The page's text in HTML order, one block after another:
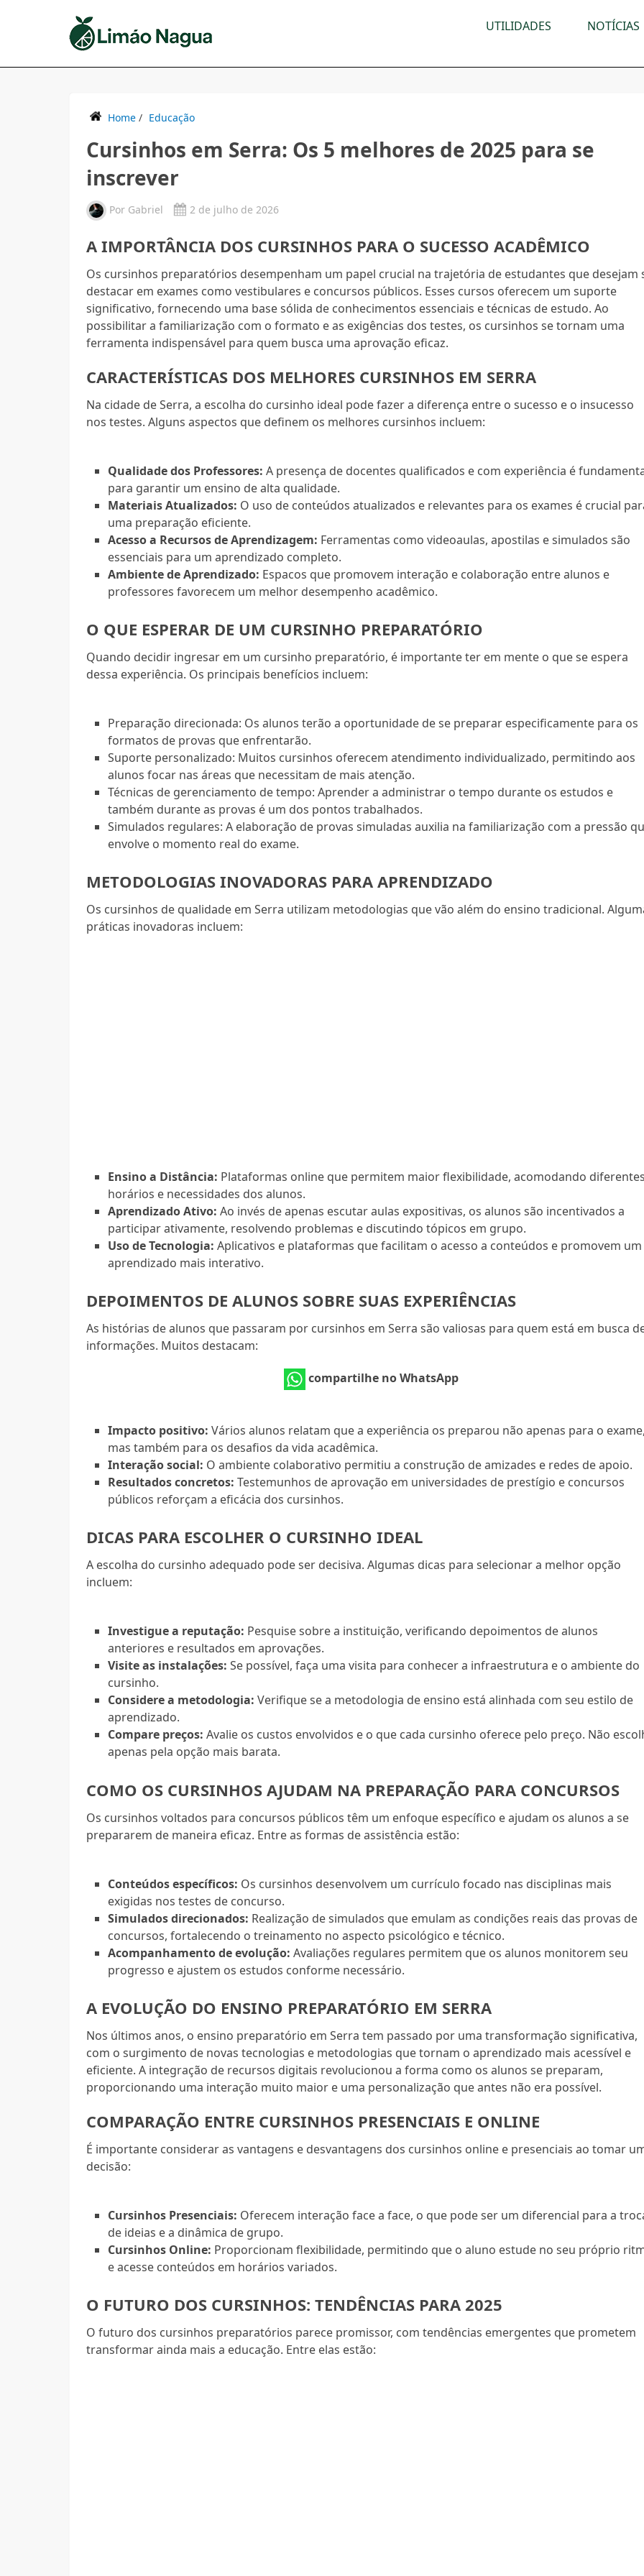
UTILIDADES NOTÍCIAS
Home / Educação
Cursinhos em Serra: Os 5 melhores de 2025 para se
inscrever
Por Gabriel 2 de julho de 2026
A IMPORTÂNCIA DOS CURSINHOS PARA O SUCESSO ACADÊMICO
Os cursinhos preparatórios desempenham um papel crucial na trajetória de estudantes que desejam
destacar em exames como vestibulares e concursos públicos. Esses cursos oferecem um suporte
significativo, fornecendo uma base sólida de conhecimentos essenciais e técnicas de estudo. Ao
possibilitar a familiarização com o formato e as exigências dos testes, os cursinhos se tornam uma
ferramenta indispensável para quem busca uma aprovação eficaz.
CARACTERÍSTICAS DOS MELHORES CURSINHOS EM SERRA
Na cidade de Serra, a escolha do cursinho ideal pode fazer a diferença entre o sucesso e o insucesso
nos testes. Alguns aspectos que definem os melhores cursinhos incluem:
Qualidade dos Professores: A presença de docentes qualificados e com experiência é
para garantir um ensino de alta qualidade.
Materiais Atualizados: O uso de conteúdos atualizados e relevantes para os exames é crucial
uma preparação eficiente.
Acesso a Recursos de Aprendizagem: Ferramentas como videoaulas, apostilas e simulados são
essenciais para um aprendizado completo.
Ambiente de Aprendizado: Espacos que promovem interação e colaboração entre alunos e
professores favorecem um melhor desempenho acadêmico.
O QUE ESPERAR DE UM CURSINHO PREPARATÓRIO
Quando decidir ingresar em um cursinho preparatório, é importante ter em mente o que se espera
dessa experiência. Os principais benefícios incluem:
Preparação direcionada: Os alunos terão a oportunidade de se preparar especificamente para os
formatos de provas que enfrentarão.
Suporte personalizado: Muitos cursinhos oferecem atendimento individualizado, permitindo aos
alunos focar nas áreas que necessitam de mais atenção.
Técnicas de gerenciamento de tempo: Aprender a administrar o tempo durante os estudos e
também durante as provas é um dos pontos trabalhados.
Simulados regulares: A elaboração de provas simuladas auxilia na familiarização com a pressão
envolve o momento real do exame.
METODOLOGIAS INOVADORAS PARA APRENDIZADO
Os cursinhos de qualidade em Serra utilizam metodologias que vão além do ensino tradicional.
práticas inovadoras incluem:
Ensino a Distância: Plataformas online que permitem maior flexibilidade, acomodando
horários e necessidades dos alunos.
Aprendizado Ativo: Ao invés de apenas escutar aulas expositivas, os alunos são incentivados a
participar ativamente, resolvendo problemas e discutindo tópicos em grupo.
Uso de Tecnologia: Aplicativos e plataformas que facilitam o acesso a conteúdos e promovem um
aprendizado mais interativo.
DEPOIMENTOS DE ALUNOS SOBRE SUAS EXPERIÊNCIAS
As histórias de alunos que passaram por cursinhos em Serra são valiosas para quem está em busca
informações. Muitos destacam:
compartilhe no WhatsApp
Impacto positivo: Vários alunos relatam que a experiência os preparou não apenas para o
mas também para os desafios da vida acadêmica.
Interação social: O ambiente colaborativo permitiu a construção de amizades e redes de apoio.
Resultados concretos: Testemunhos de aprovação em universidades de prestígio e concursos
públicos reforçam a eficácia dos cursinhos.
DICAS PARA ESCOLHER O CURSINHO IDEAL
A escolha do cursinho adequado pode ser decisiva. Algumas dicas para selecionar a melhor opção
incluem:
Investigue a reputação: Pesquise sobre a instituição, verificando depoimentos de alunos
anteriores e resultados em aprovações.
Visite as instalações: Se possível, faça uma visita para conhecer a infraestrutura e o ambiente do
cursinho.
Considere a metodologia: Verifique se a metodologia de ensino está alinhada com seu estilo de
aprendizado.
Compare preços: Avalie os custos envolvidos e o que cada cursinho oferece pelo preço. Não
apenas pela opção mais barata.
COMO OS CURSINHOS AJUDAM NA PREPARAÇÃO PARA CONCURSOS
Os cursinhos voltados para concursos públicos têm um enfoque específico e ajudam os alunos a se
prepararem de maneira eficaz. Entre as formas de assistência estão:
Conteúdos específicos: Os cursinhos desenvolvem um currículo focado nas disciplinas mais
exigidas nos testes de concurso.
Simulados direcionados: Realização de simulados que emulam as condições reais das provas de
concursos, fortalecendo o treinamento no aspecto psicológico e técnico.
Acompanhamento de evolução: Avaliações regulares permitem que os alunos monitorem seu
progresso e ajustem os estudos conforme necessário.
A EVOLUÇÃO DO ENSINO PREPARATÓRIO EM SERRA
Nos últimos anos, o ensino preparatório em Serra tem passado por uma transformação significativa,
com o surgimento de novas tecnologias e metodologias que tornam o aprendizado mais acessível e
eficiente. A integração de recursos digitais revolucionou a forma como os alunos se preparam,
proporcionando uma interação muito maior e uma personalização que antes não era possível.
COMPARAÇÃO ENTRE CURSINHOS PRESENCIAIS E ONLINE
É importante considerar as vantagens e desvantagens dos cursinhos online e presenciais ao tomar
decisão:
Cursinhos Presenciais: Oferecem interação face a face, o que pode ser um diferencial para a
de ideias e a dinâmica de grupo.
Cursinhos Online: Proporcionam flexibilidade, permitindo que o aluno estude no seu próprio
e acesse conteúdos em horários variados.
O FUTURO DOS CURSINHOS: TENDÊNCIAS PARA 2025
O futuro dos cursinhos preparatórios parece promissor, com tendências emergentes que prometem
transformar ainda mais a educação. Entre elas estão: